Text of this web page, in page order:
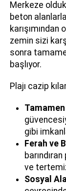
Merkeze
beton
zemin sizi
sonra
başlıyor.
Plajı cazip
gibi
Ferah ve
ve
Sosyal